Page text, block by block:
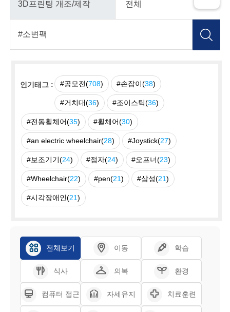
인기태그 : #공모전(708) #손잡이(38)
#거치대(36) #조이스틱(36)
#전동휠체어(35) #휠체어(30)
#an electric wheelchair(28) #Joystick(27)
#보조기기(24) #점자(24) #오프너(23)
#Wheelchair(22) #pen(21) #삼성(21)
#시각장애인(21)
전체보기 이동 학습
식사 의복 환경
컴퓨터 접근 자세유지 치료훈련